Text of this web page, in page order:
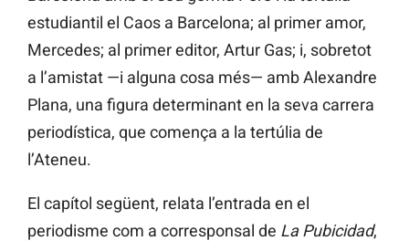
estudiantil el Caos a Barcelona; al primer amor,
Mercedes; al primer editor, Artur Gas; i, sobretot
a l’amistat —i alguna cosa més— amb Alexandre
Plana, una figura determinant en la seva carrera
periodística, que comença a la tertúlia de
l’Ateneu.
El capítol següent, relata l’entrada en el
periodisme com a corresponsal de La Pubicidad,